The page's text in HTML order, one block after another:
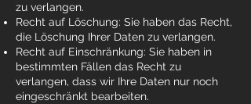
zu verlangen.
Recht auf Löschung: Sie haben das Recht,
die Löschung Ihrer Daten zu verlangen.
Recht auf Einschränkung: Sie haben in
bestimmten Fällen das Recht zu
verlangen, dass wir Ihre Daten nur noch
eingeschränkt bearbeiten.